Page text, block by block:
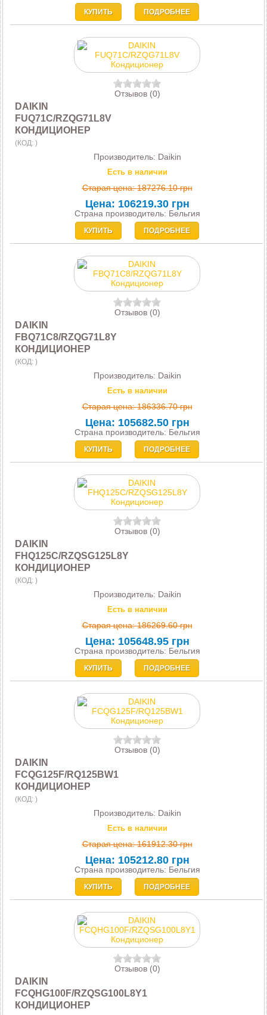
КУПИТЬ ПОДРОБНЕЕ
Отзывов (0)
DAIKIN
FUQ71C/RZQG71L8V
КОНДИЦИОНЕР
(КОД: )
Производитель: Daikin
Есть в наличии
Старая цена:187276.10 грн
Цена: 106219.30 грн
Страна производитель: Бельгия
КУПИТЬ ПОДРОБНЕЕ
Отзывов (0)
DAIKIN
FBQ71C8/RZQG71L8Y
КОНДИЦИОНЕР
(КОД: )
Производитель: Daikin
Есть в наличии
Старая цена:186336.70 грн
Цена: 105682.50 грн
Страна производитель: Бельгия
КУПИТЬ ПОДРОБНЕЕ
Отзывов (0)
DAIKIN
FHQ125C/RZQSG125L8Y
КОНДИЦИОНЕР
(КОД: )
Производитель: Daikin
Есть в наличии
Старая цена:186269.60 грн
Цена: 105648.95 грн
Страна производитель: Бельгия
КУПИТЬ ПОДРОБНЕЕ
Отзывов (0)
DAIKIN
FCQG125F/RQ125BW1
КОНДИЦИОНЕР
(КОД: )
Производитель: Daikin
Есть в наличии
Старая цена:161912.30 грн
Цена: 105212.80 грн
Страна производитель: Бельгия
КУПИТЬ ПОДРОБНЕЕ
Отзывов (0)
DAIKIN
FCQHG100F/RZQSG100L8Y1
КОНДИЦИОНЕР